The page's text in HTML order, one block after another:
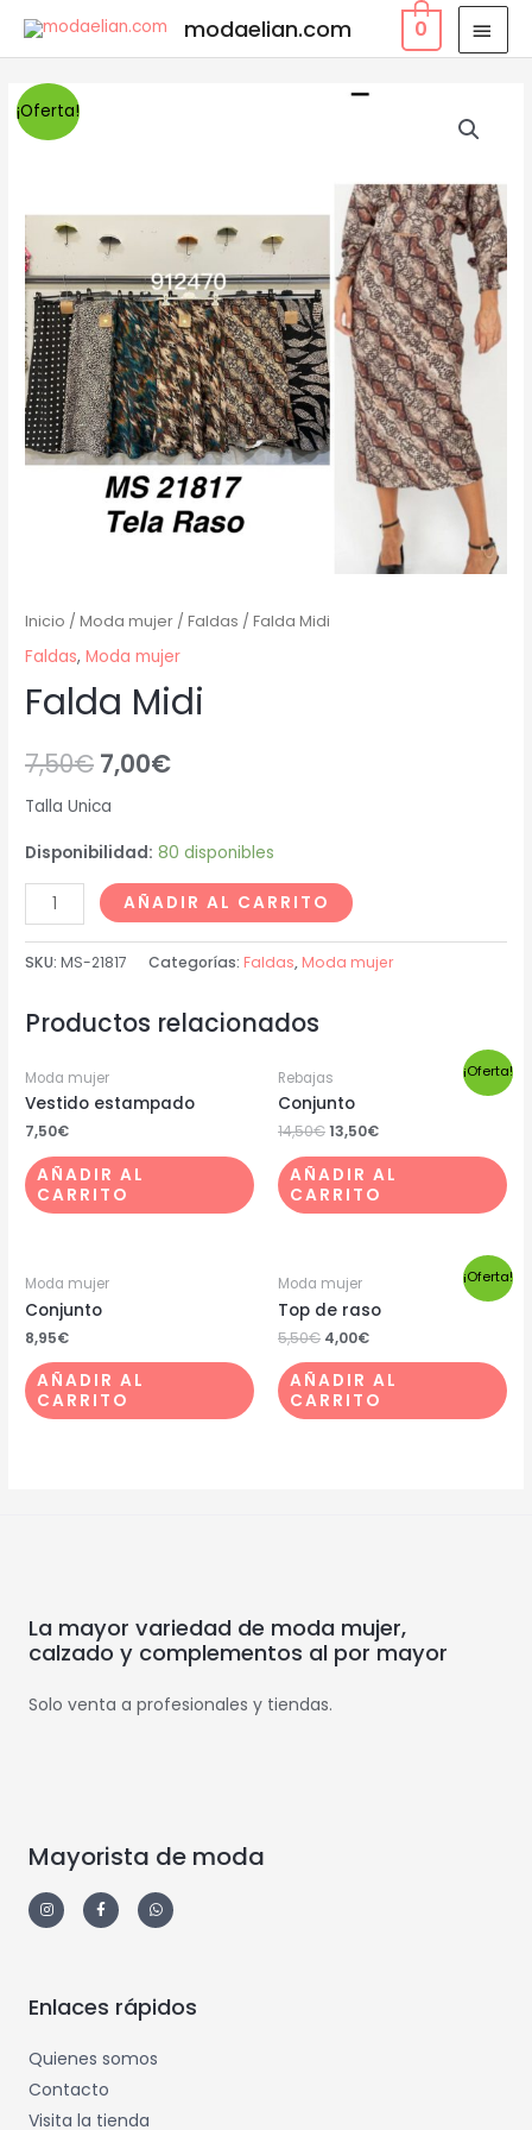
modaelian.com 0
¡Oferta!
Inicio /Moda mujer /Faldas / Falda Midi
Faldas,Moda mujer
Falda Midi
7,50€ 7,00€
Talla Unica
Disponibilidad: 80 disponibles
AÑADIR AL CARRITO
SKU:MS-21817 Categorías: Faldas, Moda mujer
Productos relacionados
Moda mujer
Vestido estampado
7,50€
AÑADIR AL
CARRITO
¡Oferta!
Rebajas
Conjunto
14,50€13,50€
AÑADIR AL
CARRITO
Moda mujer
Conjunto
8,95€
AÑADIR AL
CARRITO
¡Oferta!
Moda mujer
Top de raso
5,50€ 4,00€
AÑADIR AL
CARRITO
La mayor variedad de moda mujer,
calzado y complementos al por mayor
Solo venta a profesionales y tiendas.
Mayorista de moda
Enlaces rápidos
Quienes somos
Contacto
Visita la tienda